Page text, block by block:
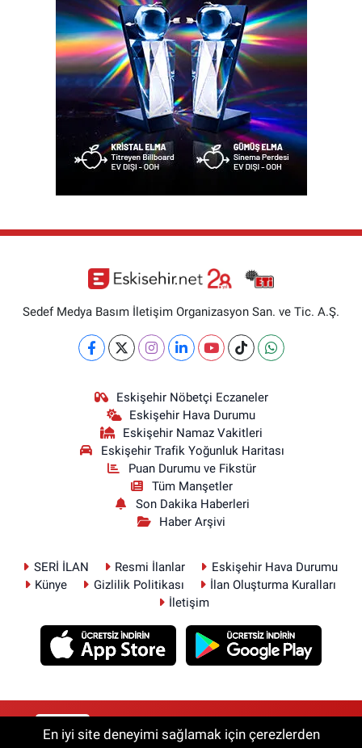
Sedef Medya Basım İletişim Organizasyon San. ve Tic. A.Ş.
Eskişehir Nöbetçi Eczaneler
Eskişehir Hava Durumu
Eskişehir Namaz Vakitleri
Eskişehir Trafik Yoğunluk Haritası
Puan Durumu ve Fikstür
Tüm Manşetler
Son Dakika Haberleri
Haber Arşivi
SERİ İLAN Resmi İlanlar
Eskişehir Hava Durumu
Künye
Gizlilik Politikası
İlan Oluşturma Kuralları
İletişim
RSS Copyright © 2026. Her hakkı saklıdır.
En iyi site deneyimi sağlamak için çerezlerden